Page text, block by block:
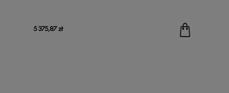
5 375,87 zł